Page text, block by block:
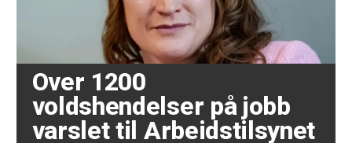
Over 1200
voldshendelser på jobb
varslet til Arbeidstilsynet